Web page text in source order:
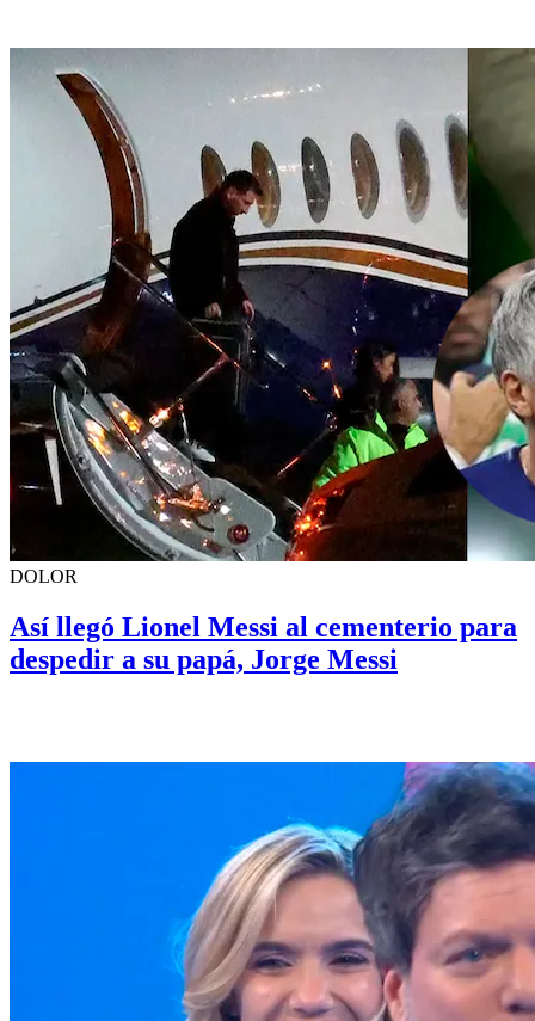
DOLOR
Así llegó Lionel Messi al cementerio para
despedir a su papá, Jorge Messi